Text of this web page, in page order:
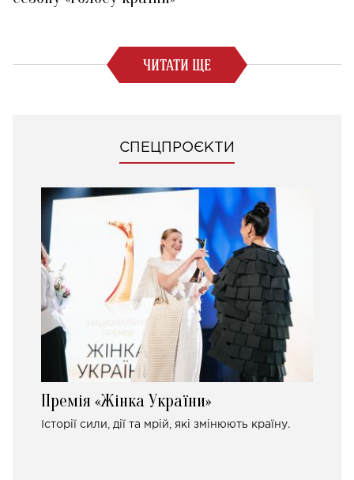
ЧИТАТИ ЩЕ
СПЕЦПРОЄКТИ
Премія «Жінка України»
Історії сили, дії та мрій, які змінюють країну.